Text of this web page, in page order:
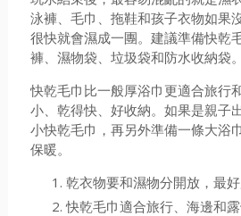
泳褲、毛巾、拖鞋和孩子衣物如果
很快就會濕成一團。建議準備快乾
褲、濕物袋、垃圾袋和防水收納袋。
快乾毛巾比一般厚浴巾更適合旅行
小、乾得快、好收納。如果是親子
小快乾毛巾，再另外準備一條大浴
保暖。
乾衣物要和濕物分開放，最好
快乾毛巾適合旅行、海邊和露